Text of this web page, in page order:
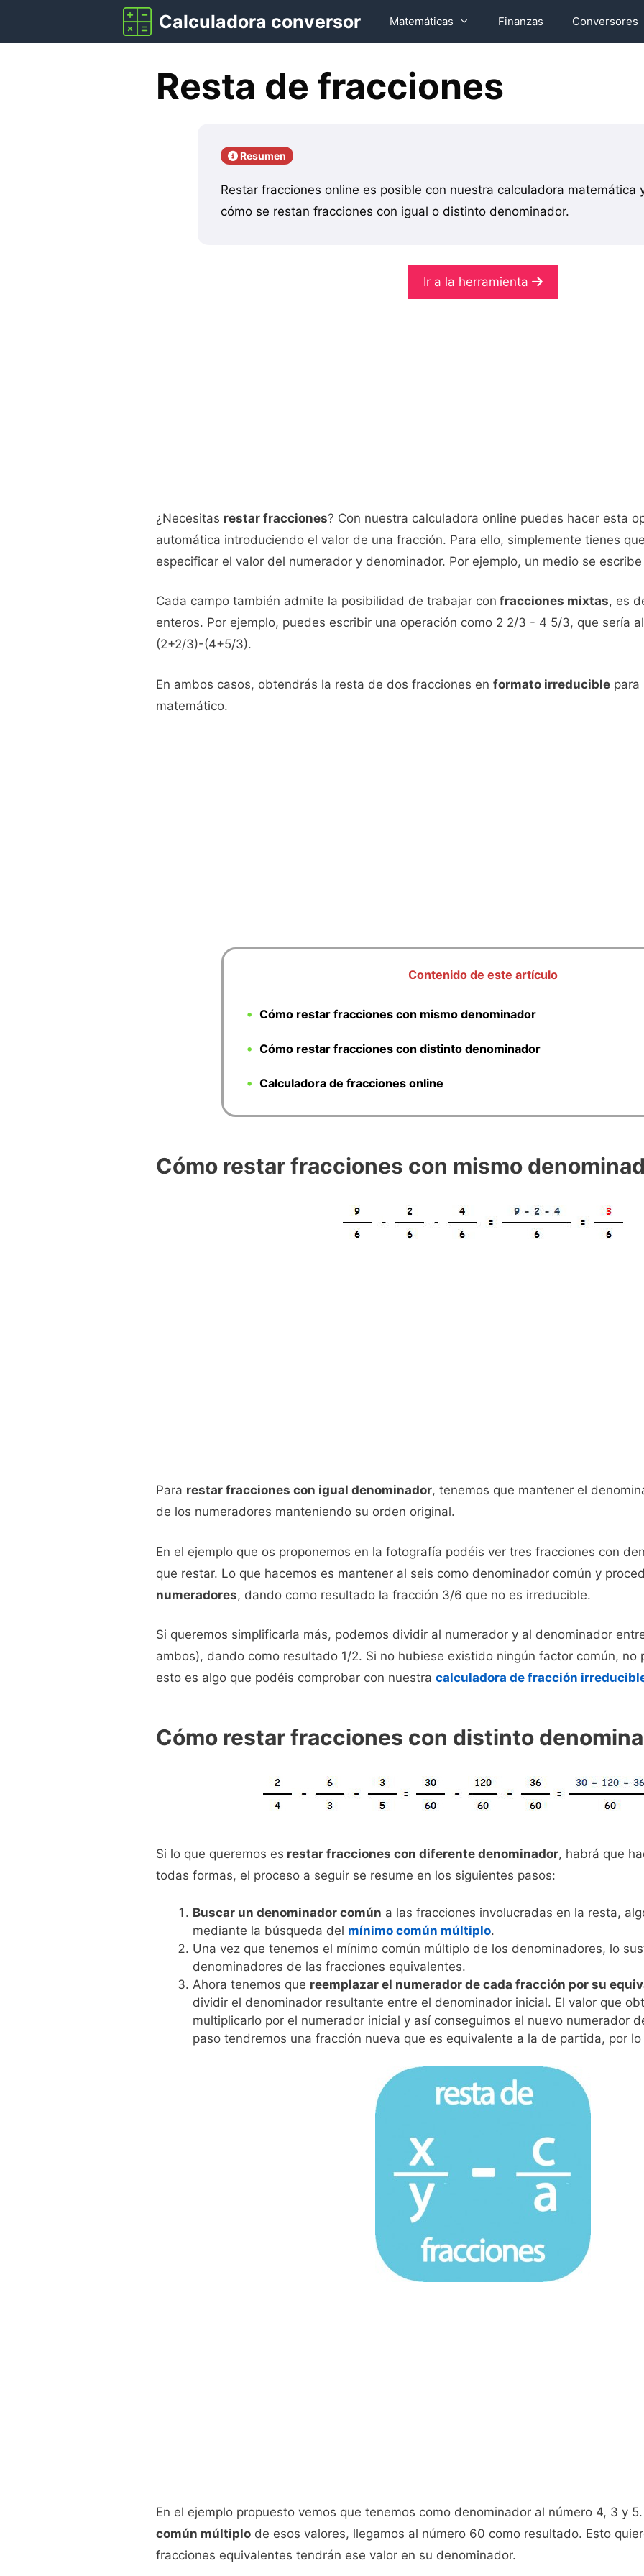
contenido
Calculadora conversor Matemáticas Finanzas Conversores
Resta de fracciones
Resumen
Restar fracciones online es posible con nuestra calculadora matemática
cómo se restan fracciones con igual o distinto denominador.
Ir a la herramienta
¿Necesitas restar fracciones? Con nuestra calculadora online puedes hacer esta
automática introduciendo el valor de una fracción. Para ello, simplemente tienes
especificar el valor del numerador y denominador. Por ejemplo, un medio se
Cada campo también admite la posibilidad de trabajar con fracciones mixtas, es
enteros. Por ejemplo, puedes escribir una operación como 2 2/3 - 4 5/3, que sería
(2+2/3)-(4+5/3).
En ambos casos, obtendrás la resta de dos fracciones en formato irreducible para
matemático.
Contenido de este artículo
Cómo restar fracciones con mismo denominador
Cómo restar fracciones con distinto denominador
Calculadora de fracciones online
Cómo restar fracciones con mismo
Para restar fracciones con igual denominador, tenemos que mantener el
de los numeradores manteniendo su orden original.
En el ejemplo que os proponemos en la fotografía podéis ver tres fracciones con
que restar. Lo que hacemos es mantener al seis como denominador común y
numeradores, dando como resultado la fracción 3/6 que no es irreducible.
Si queremos simplificarla más, podemos dividir al numerador y al denominador
ambos), dando como resultado 1/2. Si no hubiese existido ningún factor común, no
esto es algo que podéis comprobar con nuestra calculadora de fracción
Cómo restar fracciones con distinto
Si lo que queremos es restar fracciones con diferente denominador, habrá que
todas formas, el proceso a seguir se resume en los siguientes pasos:
Buscar un denominador común a las fracciones involucradas en la resta,
mediante la búsqueda del mínimo común múltiplo.
Una vez que tenemos el mínimo común múltiplo de los denominadores, lo
denominadores de las fracciones equivalentes.
Ahora tenemos que reemplazar el numerador de cada fracción por su
dividir el denominador resultante entre el denominador inicial. El valor que
multiplicarlo por el numerador inicial y así conseguimos el nuevo numerador
paso tendremos una fracción nueva que es equivalente a la de partida, por
En el ejemplo propuesto vemos que tenemos como denominador al número 4, 3 y
común múltiplo de esos valores, llegamos al número 60 como resultado. Esto
fracciones equivalentes tendrán ese valor en su denominador.